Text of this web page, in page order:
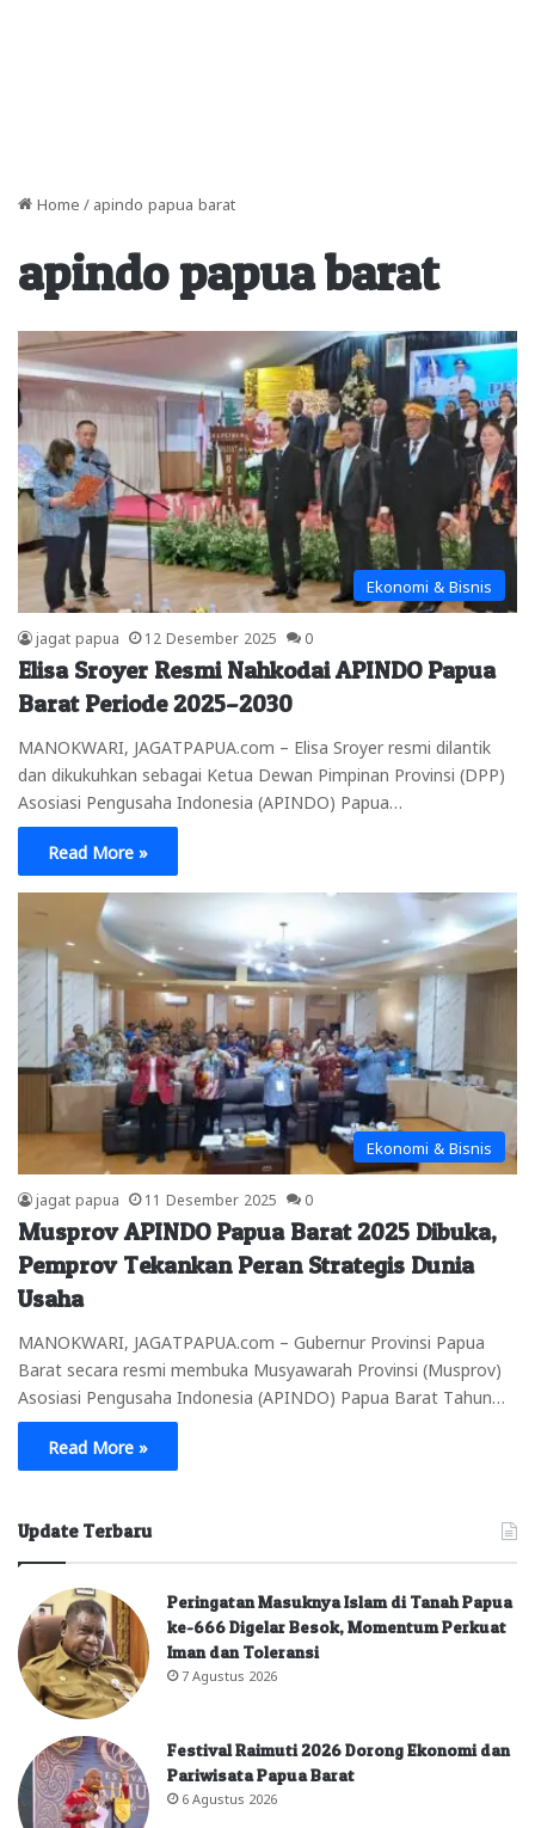
Home / apindo papua barat
apindo papua barat
Ekonomi & Bisnis
jagat papua 12 Desember 2025 0
Elisa Sroyer Resmi Nahkodai APINDO Papua
Barat Periode 2025–2030
MANOKWARI, JAGATPAPUA.com – Elisa Sroyer resmi dilantik
dan dikukuhkan sebagai Ketua Dewan Pimpinan Provinsi (DPP)
Asosiasi Pengusaha Indonesia (APINDO) Papua…
Read More »
Ekonomi & Bisnis
jagat papua 11 Desember 2025 0
Musprov APINDO Papua Barat 2025 Dibuka,
Pemprov Tekankan Peran Strategis Dunia
Usaha
MANOKWARI, JAGATPAPUA.com – Gubernur Provinsi Papua
Barat secara resmi membuka Musyawarah Provinsi (Musprov)
Asosiasi Pengusaha Indonesia (APINDO) Papua Barat Tahun…
Read More »
Update Terbaru
Peringatan Masuknya Islam di Tanah Papua
ke-666 Digelar Besok, Momentum Perkuat
Iman dan Toleransi
7 Agustus 2026
Festival Raimuti 2026 Dorong Ekonomi dan
Pariwisata Papua Barat
6 Agustus 2026